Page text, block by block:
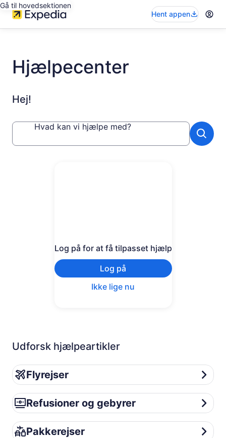
Gå til hovedsektionen
Hent appen
Hjælpecenter
Hej!
Hvad kan vi hjælpe med?
Log på for at få tilpasset hjælp
Log på
Ikke lige nu
Udforsk hjælpeartikler
Flyrejser
Flyrejser
Refusioner og gebyrer
Refusioner og gebyrer
Pakkerejser
Pakkerejser